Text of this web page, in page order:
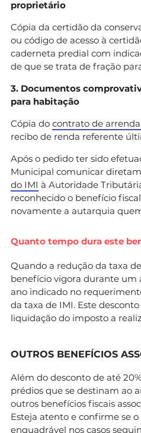
proprietário
Cópia da certidão da
ou código de acesso à
caderneta predial com
de que se trata de fração
3. Documentos
para habitação
Cópia do contrato de
recibo de renda referente
Após o pedido ter sido
Municipal comunicar
do IMI à Autoridade
reconhecido o benefício
novamente a autarquia
Quanto tempo dura este
Quando a redução da taxa
benefício vigora durante um
ano indicado no
da taxa de IMI. Este
liquidação do imposto a
OUTROS BENEFÍCIOS
Além do desconto de até
prédios que se destinam ao
outros benefícios fiscais
Esteja atento e confirme se
enquadrável nos casos